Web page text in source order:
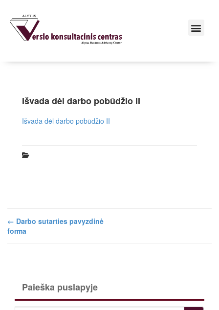
Išvada dėl darbo pobūdžio II
Išvada dėl darbo pobūdžio II
← Darbo sutarties pavyzdinė
forma
Paieška puslapyje